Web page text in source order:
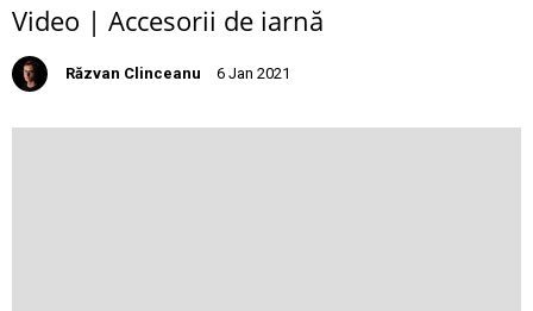
Video | Accesorii de iarnă
Răzvan Clinceanu 6 Jan 2021